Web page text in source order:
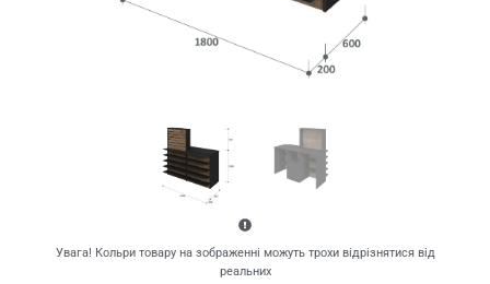
Увага! Кольри товару на зображенні можуть трохи відрізнятися від
реальних